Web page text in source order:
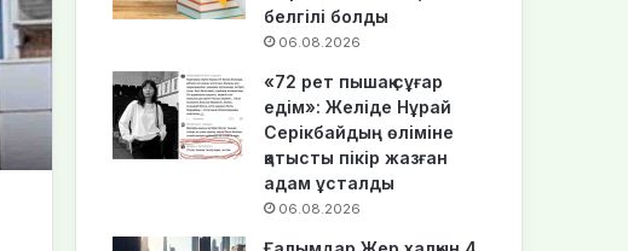
белгілі болды
06.08.2026
«72 рет пышақ сұғар
едім»: Желіде Нұрай
Серікбайдың өліміне
қатысты пікір жазған
адам ұсталды
06.08.2026